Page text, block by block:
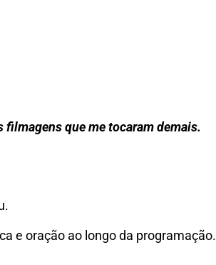
filmagens que me tocaram demais.
e oração ao longo da programação.